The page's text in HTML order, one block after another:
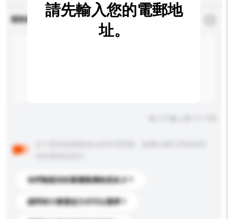
查詢內容 * 必須填寫
你們能提供的最優惠價格是多少？
請問有什麼運送方式可以選擇？
請先輸入您的電郵地
址。